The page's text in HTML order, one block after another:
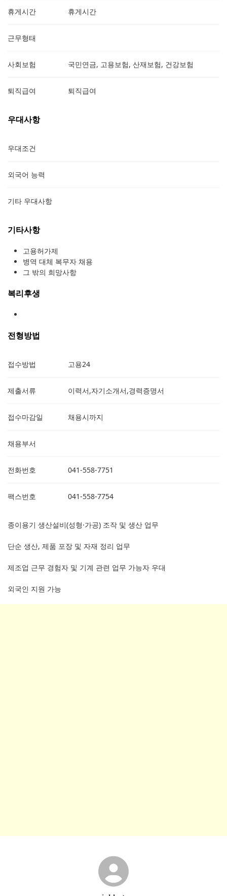
휴게시간 휴게시간
근무형태
사회보험 국민연금, 고용보험, 산재보험, 건강보험
퇴직급여 퇴직급여
우대사항
우대조건
외국어 능력
기타 우대사항
기타사항
고용허가제
병역 대체 복무자 채용
그 밖의 희망사항
복리후생
전형방법
접수방법 고용24
제출서류 이력서,자기소개서,경력증명서
접수마감일 채용시까지
채용부서
전화번호 041-558-7751
팩스번호 041-558-7754
종이용기 생산설비(성형·가공) 조작 및 생산 업무
단순 생산, 제품 포장 및 자재 정리 업무
제조업 근무 경험자 및 기계 관련 업무 가능자 우대
외국인 지원 가능